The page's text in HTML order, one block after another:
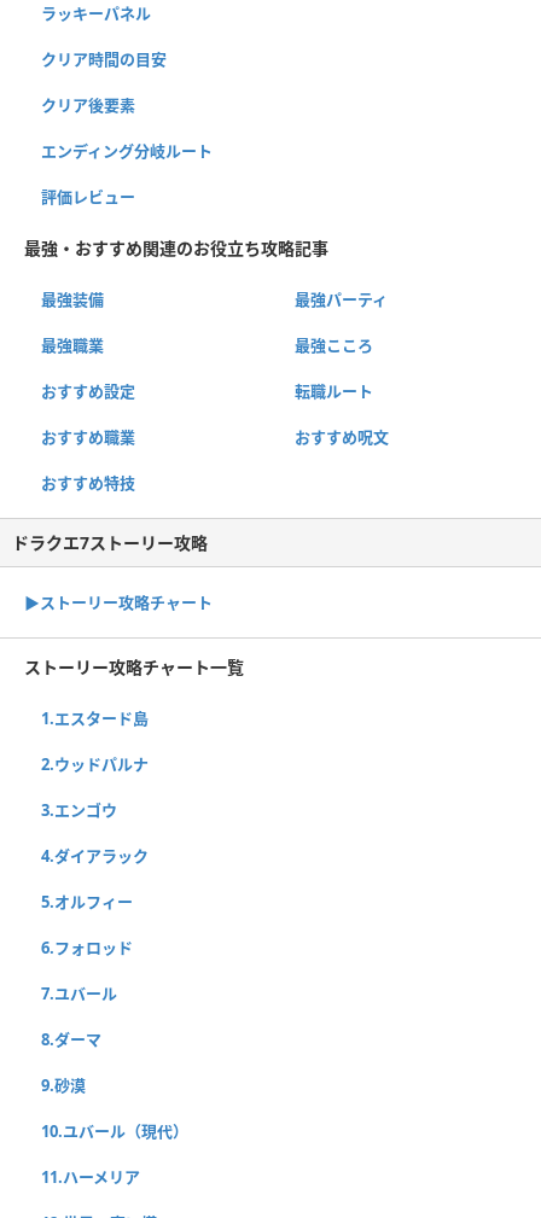
ラッキーパネル
クリア時間の目安
クリア後要素
エンディング分岐ルート
評価レビュー
最強・おすすめ関連のお役立ち攻略記事
最強装備 最強パーティ
最強職業 最強こころ
おすすめ設定 転職ルート
おすすめ職業 おすすめ呪文
おすすめ特技
ドラクエ7ストーリー攻略
▶ストーリー攻略チャート
ストーリー攻略チャート一覧
1.エスタード島
2.ウッドパルナ
3.エンゴウ
4.ダイアラック
5.オルフィー
6.フォロッド
7.ユバール
8.ダーマ
9.砂漠
10.ユバール（現代）
11.ハーメリア